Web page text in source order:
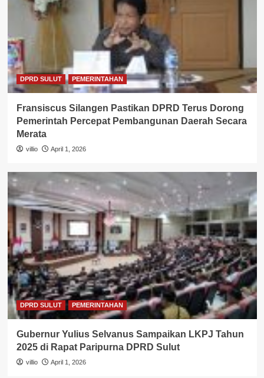
DPRD SULUT PEMERINTAHAN
Fransiscus Silangen Pastikan DPRD Terus Dorong
Pemerintah Percepat Pembangunan Daerah Secara
Merata
villio April 1, 2026
DPRD SULUT PEMERINTAHAN
Gubernur Yulius Selvanus Sampaikan LKPJ Tahun
2025 di Rapat Paripurna DPRD Sulut
villio April 1, 2026